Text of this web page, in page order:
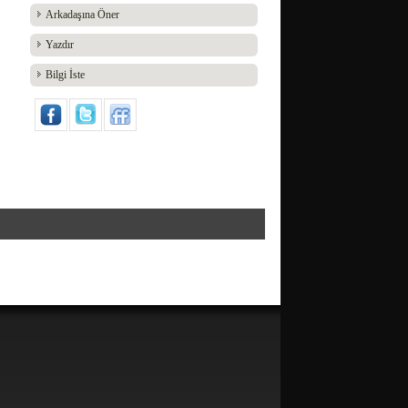
Arkadaşına Öner
Yazdır
Bilgi İste